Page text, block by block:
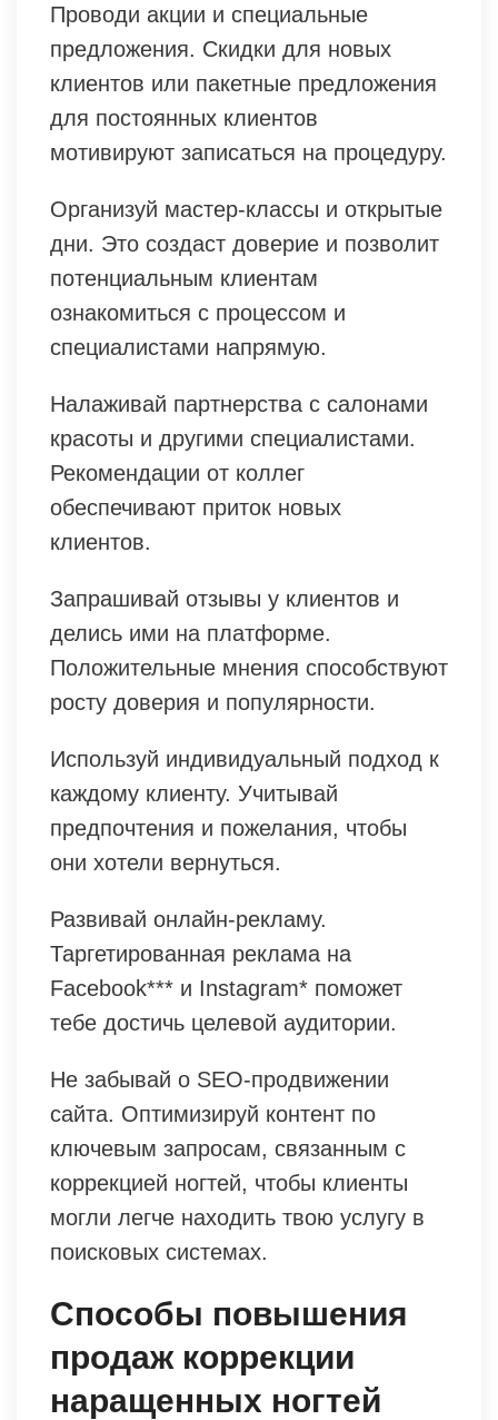
Проводи акции и специальные
предложения. Скидки для новых
клиентов или пакетные предложения
для постоянных клиентов
мотивируют записаться на процедуру.
Организуй мастер-классы и открытые
дни. Это создаст доверие и позволит
потенциальным клиентам
ознакомиться с процессом и
специалистами напрямую.
Налаживай партнерства с салонами
красоты и другими специалистами.
Рекомендации от коллег
обеспечивают приток новых
клиентов.
Запрашивай отзывы у клиентов и
делись ими на платформе.
Положительные мнения способствуют
росту доверия и популярности.
Используй индивидуальный подход к
каждому клиенту. Учитывай
предпочтения и пожелания, чтобы
они хотели вернуться.
Развивай онлайн-рекламу.
Таргетированная реклама на
Facebook*** и Instagram* поможет
тебе достичь целевой аудитории.
Не забывай о SEO-продвижении
сайта. Оптимизируй контент по
ключевым запросам, связанным с
коррекцией ногтей, чтобы клиенты
могли легче находить твою услугу в
поисковых системах.
Способы повышения
продаж коррекции
наращенных ногтей